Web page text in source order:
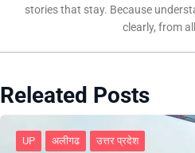
stories that stay. Because
clearly, from
Releated Posts
UP अलीगढ उत्तर प्रदेश